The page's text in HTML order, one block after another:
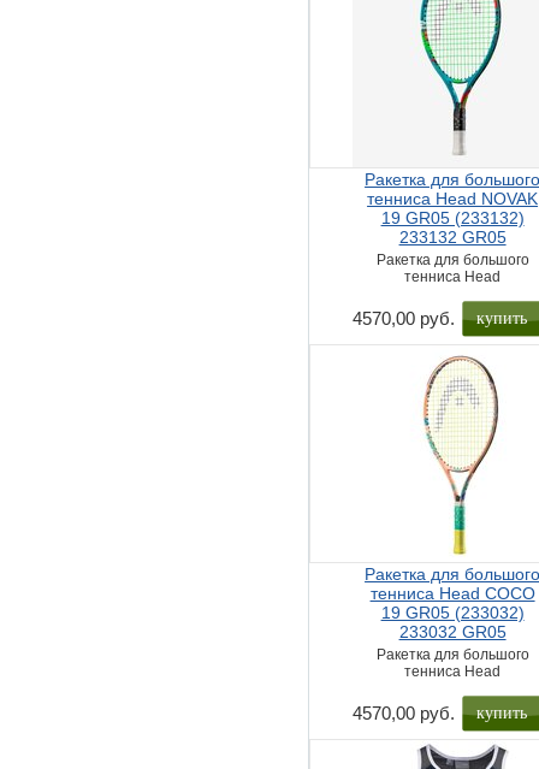
Ракетка для
тенниса Head NOVAK
19 GR05 (233132)
233132 GR05
Ракетка для большого
тенниса Head
4570,00 руб. купить
Ракетка для
тенниса Head COCO
19 GR05 (233032)
233032 GR05
Ракетка для большого
тенниса Head
4570,00 руб. купить